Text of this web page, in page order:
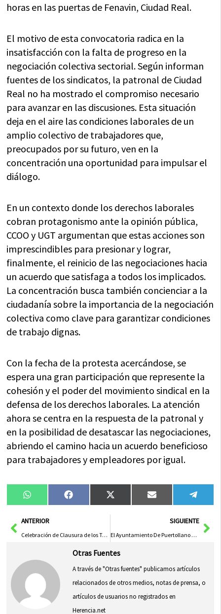
horas en las puertas de Fenavin, Ciudad Real.
El motivo de esta convocatoria radica en la
insatisfacción con la falta de progreso en la
negociación colectiva sectorial. Según informan
fuentes de los sindicatos, la patronal de Ciudad
Real no ha mostrado el compromiso necesario
para avanzar en las discusiones. Esta situación
deja en el aire las condiciones laborales de un
amplio colectivo de trabajadores que,
preocupados por su futuro, ven en la
concentración una oportunidad para impulsar el
diálogo.
En un contexto donde los derechos laborales
cobran protagonismo ante la opinión pública,
CCOO y UGT argumentan que estas acciones son
imprescindibles para presionar y lograr,
finalmente, el reinicio de las negociaciones hacia
un acuerdo que satisfaga a todos los implicados.
La concentración busca también concienciar a la
ciudadanía sobre la importancia de la negociación
colectiva como clave para garantizar condiciones
de trabajo dignas.
Con la fecha de la protesta acercándose, se
espera una gran participación que represente la
cohesión y el poder del movimiento sindical en la
defensa de los derechos laborales. La atención
ahora se centra en la respuesta de la patronal y
en la posibilidad de desatascar las negociaciones,
abriendo el camino hacia un acuerdo beneficioso
para trabajadores y empleadores por igual.
Compartir
en
WhatsAppCompartir
en
FacebookCompartir
en
X
(Twitter)
Compartir
en
Email
en
AntANTERIOR
Celebración de Clausura de los Talleres de Baile en la Universidad Popular con Cerca de 200 Asistentes
SIGUIENTE
El Ayuntamiento De Puertollano Dona 2.000 Euros A La AECC En Apoyo A La Lucha Contra El Cáncer
Otras Fuentes
A través de "Otras fuentes" publicamos artículos
relacionados de otros medios, notas de prensa, o
artículos de usuarios no registrados en
Herencia.net